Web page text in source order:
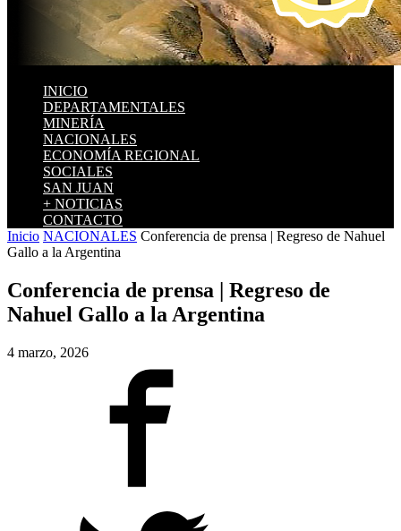
INICIO
DEPARTAMENTALES
MINERÍA
NACIONALES
ECONOMÍA REGIONAL
SOCIALES
SAN JUAN
+ NOTICIAS
CONTACTO
Inicio NACIONALES Conferencia de prensa | Regreso de Nahuel
Gallo a la Argentina
Conferencia de prensa | Regreso de
Nahuel Gallo a la Argentina
4 marzo, 2026